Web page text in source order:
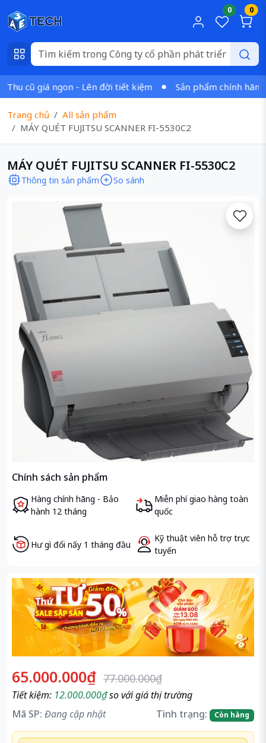
0 0
cũ giá ngon - Lên đời tiết kiệm Sản phẩm chính hãng -
Trang chủ
All sản phẩm
MÁY QUÉT FUJITSU SCANNER FI-5530C2
MÁY QUÉT FUJITSU SCANNER FI-5530C2
Thông tin sản phẩm So sánh
Chính sách sản phẩm
Hàng chính hãng - Bảo
hành 12 tháng
Miễn phí giao hàng toàn
quốc
Hư gì đổi nấy 1 tháng đầu
Kỹ thuật viên hỗ trợ trực
tuyến
65.000.000₫ 77.000.000₫
Tiết kiệm: 12.000.000₫so với giá thị trường
Mã SP: Đang cập nhật Tình trạng: Còn hàng